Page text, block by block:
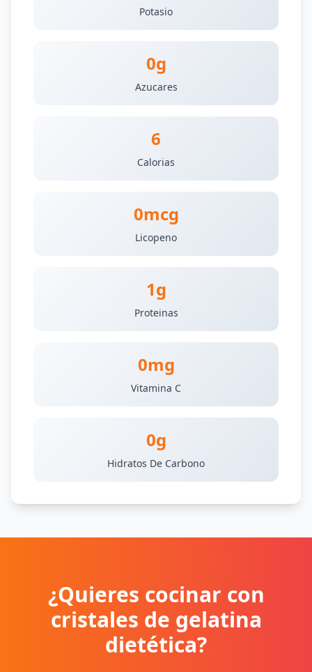
Potasio
0g
Azucares
6
Calorias
0mcg
Licopeno
1g
Proteinas
0mg
Vitamina C
0g
Hidratos De Carbono
¿Quieres cocinar con
cristales de gelatina
dietética?